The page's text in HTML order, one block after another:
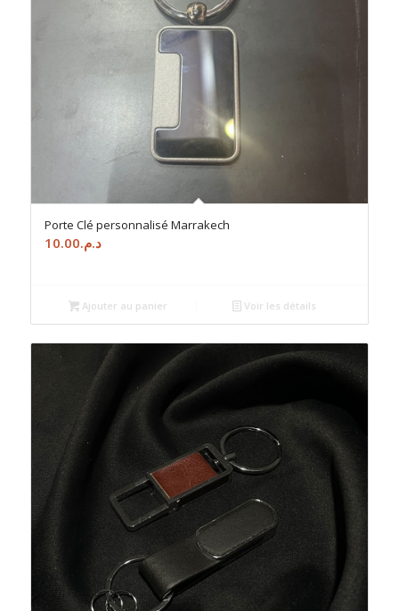
Porte Clé personnalisé Marrakech
د.م.10.00
Ajouter au panier Voir les détails